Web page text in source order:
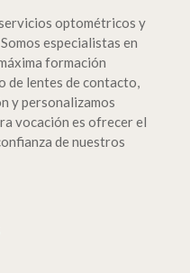
optométricos y
especialistas en
formación
de lentes de contacto,
y personalizamos
vocación es ofrecer el
de nuestros